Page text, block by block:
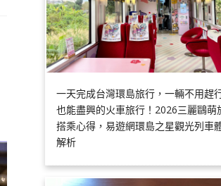
一天完成台灣環島旅行，一輛不用趕
也能盡興的火車旅行！2026三麗鷗萌
搭乘心得，易遊網環島之星觀光列車
解析